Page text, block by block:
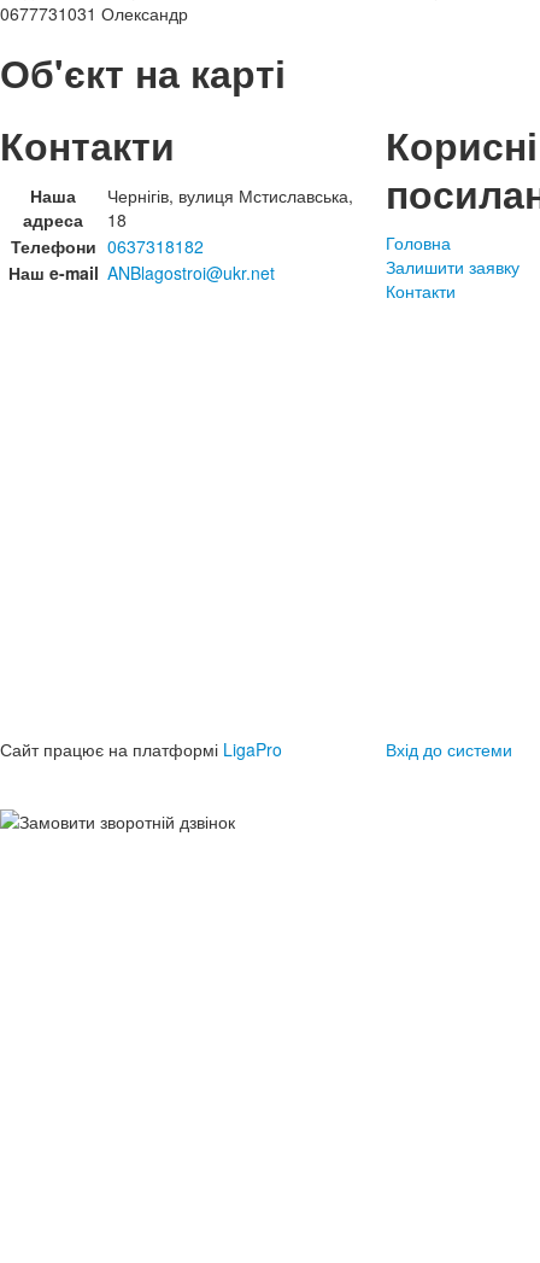
0677731031 Олександр
Об'єкт на карті
Контакти
Наша
адреса
Чернігів, вулиця Мстиславська,
18
Телефони 0637318182
Наш e-mail ANBlagostroi@ukr.net
Корисні
Головна
Залишити заявку
Контакти
Сайт працює на платформі LigaPro Вхід до системи